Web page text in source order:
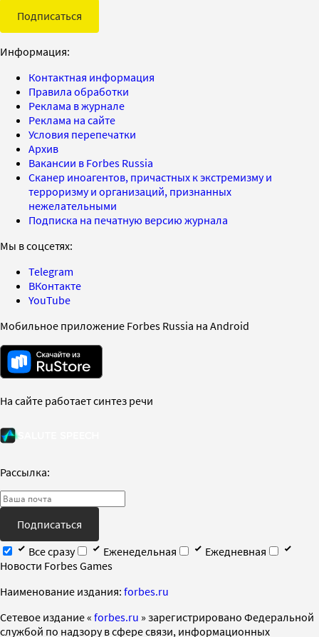
Подписаться
Информация:
Контактная информация
Правила обработки
Реклама в журнале
Реклама на сайте
Условия перепечатки
Архив
Вакансии в Forbes Russia
Сканер иноагентов, причастных к экстремизму и
терроризму и организаций, признанных
нежелательными
Подписка на печатную версию журнала
Мы в соцсетях:
Telegram
ВКонтакте
YouTube
Мобильное приложение Forbes Russia на Android
На сайте работает синтез речи
Рассылка:
Подписаться
Все сразу
Еженедельная
Ежедневная
Новости Forbes Games
Наименование издания: forbes.ru
Cетевое издание « forbes.ru » зарегистрировано Федеральной
службой по надзору в сфере связи, информационных